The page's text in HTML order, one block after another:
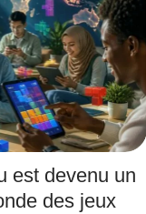
est devenu un
des jeux